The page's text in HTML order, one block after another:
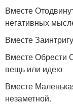
Вместе
негативных
Вместе
Вместе Обрести
вещь или идею
Вместе
незаметной.